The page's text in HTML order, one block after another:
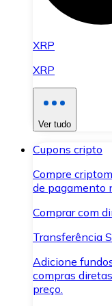
XRP
XRP
Ver tudo
Cupons cripto
Compre
de pagamento
Comprar com
Transferência
Adicione
compras
preço.